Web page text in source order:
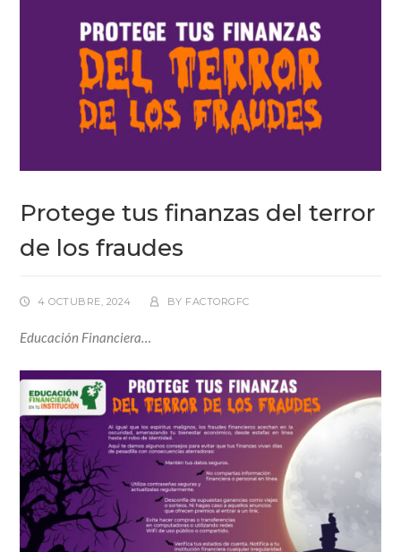
Protege tus finanzas del terror
de los fraudes
4 OCTUBRE, 2024 BY FACTORGFC
Educación Financiera…